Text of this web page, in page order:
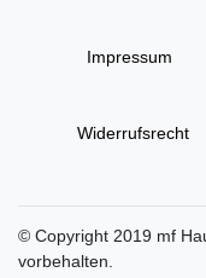
Impressum
Widerrufs­recht
© Copyright 2019 mf
vorbehalten.